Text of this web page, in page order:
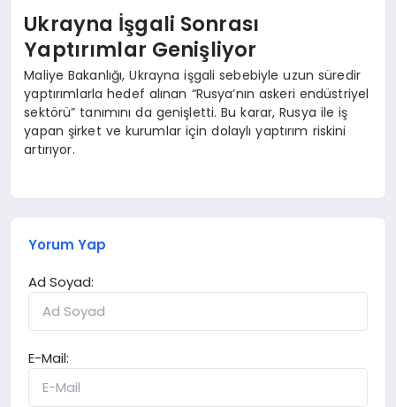
Ukrayna İşgali Sonrası
Yaptırımlar Genişliyor
Maliye Bakanlığı, Ukrayna işgali sebebiyle uzun süredir
yaptırımlarla hedef alınan “Rusya’nın askeri endüstriyel
sektörü” tanımını da genişletti. Bu karar, Rusya ile iş
yapan şirket ve kurumlar için dolaylı yaptırım riskini
artırıyor.
Yorum Yap
Ad Soyad:
E-Mail: